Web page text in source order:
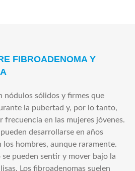
FIBROADENOMA Y
nódulos sólidos y firmes que
la pubertad y, por lo tanto,
frecuencia en las mujeres jóvenes.
desarrollarse en años
los hombres, aunque raramente.
se pueden sentir y mover bajo la
Los fibroadenomas suelen